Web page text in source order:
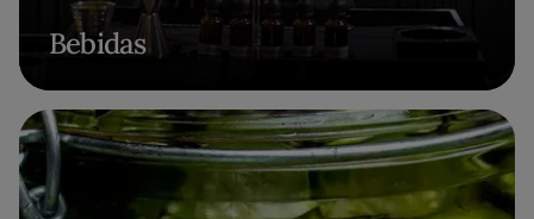
Bebidas